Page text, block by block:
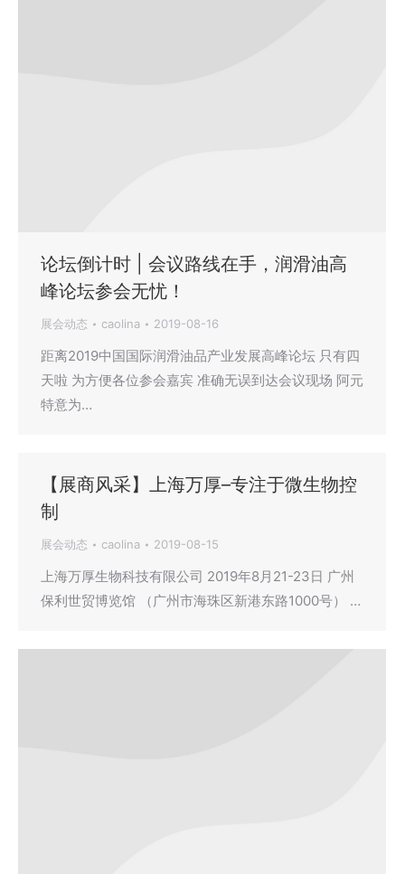
论坛倒计时 | 会议路线在手，润滑油高
峰论坛参会无忧！
展会动态 caolina 2019-08-16
距离2019中国国际润滑油品产业发展高峰论坛 只有四
天啦 为方便各位参会嘉宾 准确无误到达会议现场 阿元
特意为…
【展商风采】上海万厚–专注于微生物控
制
展会动态 caolina 2019-08-15
上海万厚生物科技有限公司 2019年8月21-23日 广州
保利世贸博览馆 （广州市海珠区新港东路1000号） …